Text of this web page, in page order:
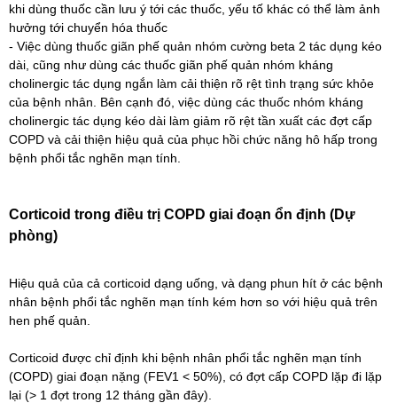
khi dùng thuốc cần lưu ý tới các thuốc, yếu tố khác có thể làm ảnh
hưởng tới chuyển hóa thuốc
- Việc dùng thuốc giãn phế quản nhóm cường beta 2 tác dụng kéo
dài, cũng như dùng các thuốc giãn phế quản nhóm kháng
cholinergic tác dụng ngắn làm cải thiện rõ rệt tình trạng sức khỏe
của bệnh nhân. Bên cạnh đó, việc dùng các thuốc nhóm kháng
cholinergic tác dụng kéo dài làm giảm rõ rệt tần xuất các đợt cấp
COPD và cải thiện hiệu quả của phục hồi chức năng hô hấp trong
bệnh phổi tắc nghẽn mạn tính.
Corticoid trong điều trị COPD giai đoạn ổn định (Dự
phòng)
Hiệu quả của cả corticoid dạng uống, và dạng phun hít ở các bệnh
nhân bệnh phổi tắc nghẽn mạn tính kém hơn so với hiệu quả trên
hen phế quản.
Corticoid được chỉ định khi bệnh nhân phổi tắc nghẽn mạn tính
(COPD) giai đoạn nặng (FEV1 < 50%), có đợt cấp COPD lặp đi lặp
lại (> 1 đợt trong 12 tháng gần đây).